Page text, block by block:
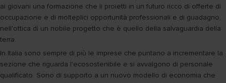
ai giovani una formazione che li proietti in un futuro ricco di offerte di
occupazione e di molteplici opportunità professionali e di guadagno,
nell'ottica di un nobile progetto che è quello della salvaguardia della
terra.
In Italia sono sempre di più le imprese che puntano a incrementare la
sezione che riguarda l'ecosostenibile e si avvalgono di personale
qualificato. Sono di supporto a un nuovo modello di economia che